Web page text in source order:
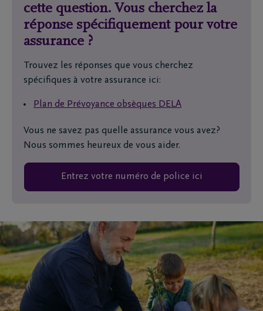
cette question. Vous cherchez la
réponse spécifiquement pour votre
assurance ?
Trouvez les réponses que vous cherchez
spécifiques à votre assurance ici:
Plan de Prévoyance obsèques DELA
Vous ne savez pas quelle assurance vous avez?
Nous sommes heureux de vous aider.
Entrez votre numéro de police ici